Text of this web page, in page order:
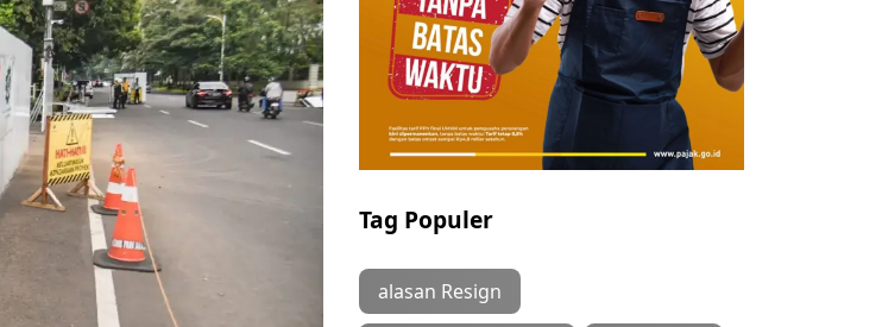
Tag Populer
alasan Resign